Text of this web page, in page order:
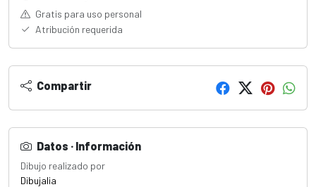
Gratis para uso personal
Atribución requerida
Compartir
Datos · Información
Dibujo realizado por
Dibujalia